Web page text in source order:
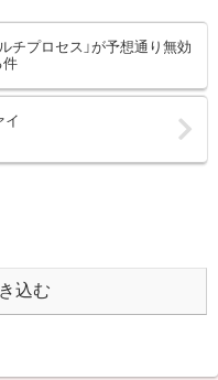
チプロセス」が予想通り無効
件
イ
込む